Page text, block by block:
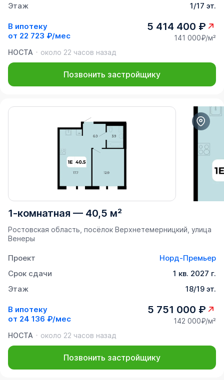
Этаж
1/17 эт.
В ипотеку
от 22 723 ₽/мес
5 414 400 ₽
141 000₽/м²
НОСТА
около 22 часов назад
Позвонить застройщику
1-комнатная — 40,5 м²
Ростовская область, посёлок Верхнетемерницкий, улица
Венеры
Проект
Норд-Премьер
Срок сдачи
1 кв. 2027 г.
Этаж
18/19 эт.
В ипотеку
от 24 136 ₽/мес
5 751 000 ₽
142 000₽/м²
НОСТА
около 22 часов назад
Позвонить застройщику